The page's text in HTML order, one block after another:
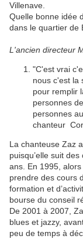
Villenave.
Quelle bonne idée
dans le quartier de
L'ancien directeur
"C'est vrai
nous c'est la
pour remplir
personnes
personnes
chanteur
La chan­teuse Zaz
puisqu’elle suit
ans. En 1995,
prendre des cours
for­ma­tion et
bourse du conseil
De 2001 à 2007,
blues et jazzy,
peu de temps à